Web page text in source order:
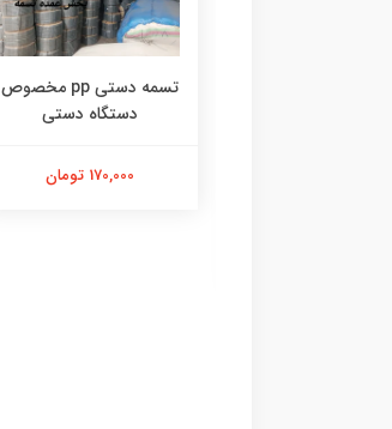
تسمه دستی pp مخصوص
دستگاه دستی
170,000 تومان